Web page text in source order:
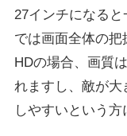
27インチになる
では画面全体の
HDの場合、画質
れますし、敵が大
しやすいという方